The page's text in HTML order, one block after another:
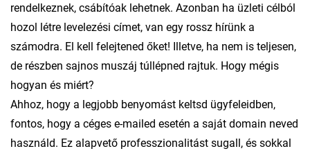
rendelkeznek, csábítóak lehetnek. Azonban ha üzleti célból
hozol létre levelezési címet, van egy rossz hírünk a
számodra. El kell felejtened őket! Illetve, ha nem is teljesen,
de részben sajnos muszáj túllépned rajtuk. Hogy mégis
hogyan és miért?
Ahhoz, hogy a legjobb benyomást keltsd ügyfeleidben,
fontos, hogy a céges e-mailed esetén a saját domain neved
használd. Ez alapvető professzionalitást sugall, és sokkal